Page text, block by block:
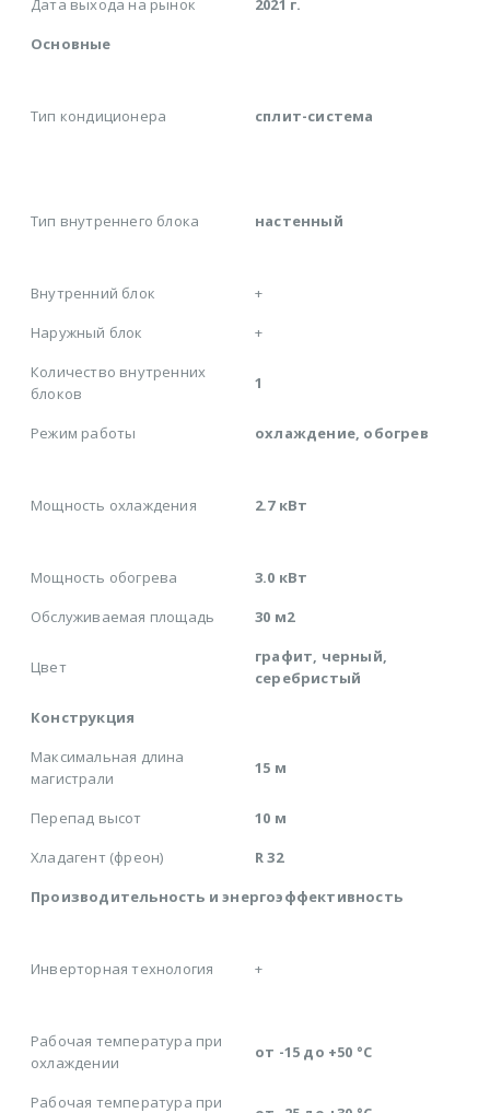
Основные
Тип кондиционера сплит-система
Тип внутреннего блока настенный
Внутренний блок
+
Наружный блок
+
Количество внутренних
блоков
1
Режим работы охлаждение, обогрев
Мощность охлаждения 2.7 кВт
Мощность обогрева
3.0 кВт
Обслуживаемая площадь
30 м2
Цвет
графит, черный,
серебристый
Конструкция
Максимальная длина
магистрали
15 м
Перепад высот
10 м
Хладагент (фреон)
R 32
Производительность и энергоэффективность
Инверторная технология +
Рабочая температура при
охлаждении
от -15 до +50 °C
Рабочая температура при